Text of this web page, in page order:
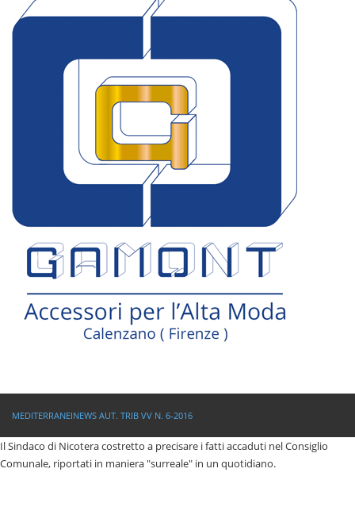
MEDITERRANEINEWS AUT. TRIB VV N. 6-2016
Il Sindaco di Nicotera costretto a precisare i fatti accaduti nel Consiglio
Comunale, riportati in maniera "surreale" in un quotidiano.